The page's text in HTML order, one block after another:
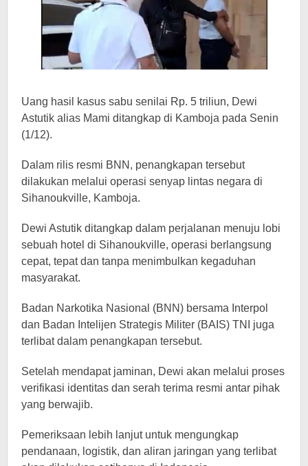
Uang hasil kasus sabu senilai Rp. 5 triliun, Dewi
Astutik alias Mami ditangkap di Kamboja pada Senin
(1/12).
Dalam rilis resmi BNN, penangkapan tersebut
dilakukan melalui operasi senyap lintas negara di
Sihanoukville, Kamboja.
Dewi Astutik ditangkap dalam perjalanan menuju lobi
sebuah hotel di Sihanoukville, operasi berlangsung
cepat, tepat dan tanpa menimbulkan kegaduhan
masyarakat.
Badan Narkotika Nasional (BNN) bersama Interpol
dan Badan Intelijen Strategis Militer (BAIS) TNI juga
terlibat dalam penangkapan tersebut.
Setelah mendapat jaminan, Dewi akan melalui proses
verifikasi identitas dan serah terima resmi antar pihak
yang berwajib.
Pemeriksaan lebih lanjut untuk mengungkap
pendanaan, logistik, dan aliran jaringan yang terlibat